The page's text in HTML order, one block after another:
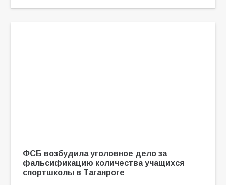
ФСБ возбудила уголовное дело за
фальсификацию количества учащихся
спортшколы в Таганроге